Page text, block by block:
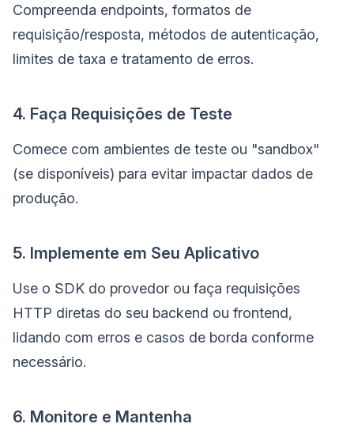
Compreenda endpoints, formatos de
requisição/resposta, métodos de autenticação,
limites de taxa e tratamento de erros.
4. Faça Requisições de Teste
Comece com ambientes de teste ou "sandbox"
(se disponíveis) para evitar impactar dados de
produção.
5. Implemente em Seu Aplicativo
Use o SDK do provedor ou faça requisições
HTTP diretas do seu backend ou frontend,
lidando com erros e casos de borda conforme
necessário.
6. Monitore e Mantenha